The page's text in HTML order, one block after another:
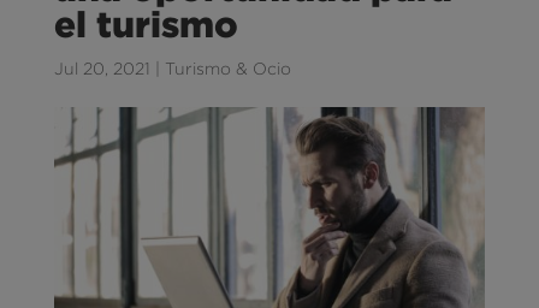
el turismo
Jul 20, 2021 Turismo & Ocio